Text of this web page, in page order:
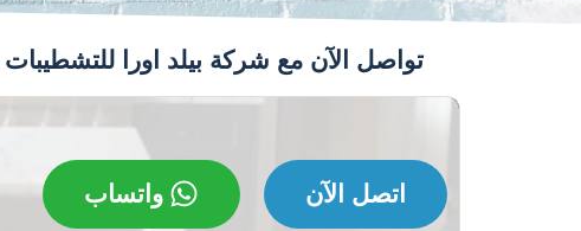
تواصل الآن مع شركة بيلد اورا
اتصل الآن واتساب